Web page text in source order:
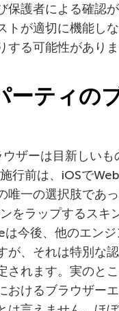
保護者による確認
トが適切に機能し
する可能性がありま
ーティの
ウザーは目新しい
行前は、iOSで
唯一の選択肢であ
をラップするスキ
今後、他のエン
が、それは特別な
されます。実のと
おけるブラウザー